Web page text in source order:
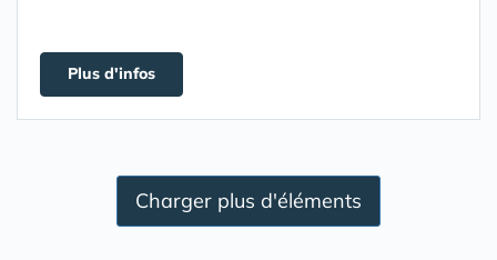
Plus d'infos
Charger plus d'éléments